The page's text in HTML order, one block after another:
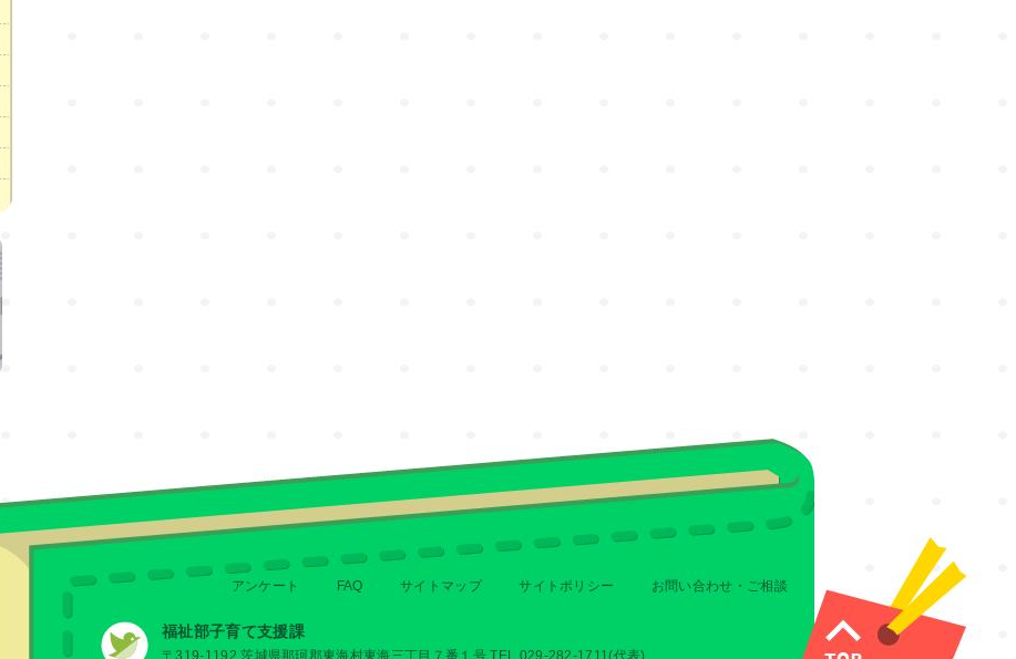
アンケート FAQ サイトマップ サイトポリシー お問い合わせ・ご相談
福祉部子育て支援課
〒319-1192 茨城県那珂郡東海村東海三丁目７番１号 TEL 029-282-1711(代表)